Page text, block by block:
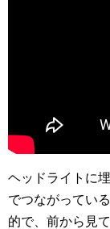
ヘッドライトに
でつながってい
的で、前から見